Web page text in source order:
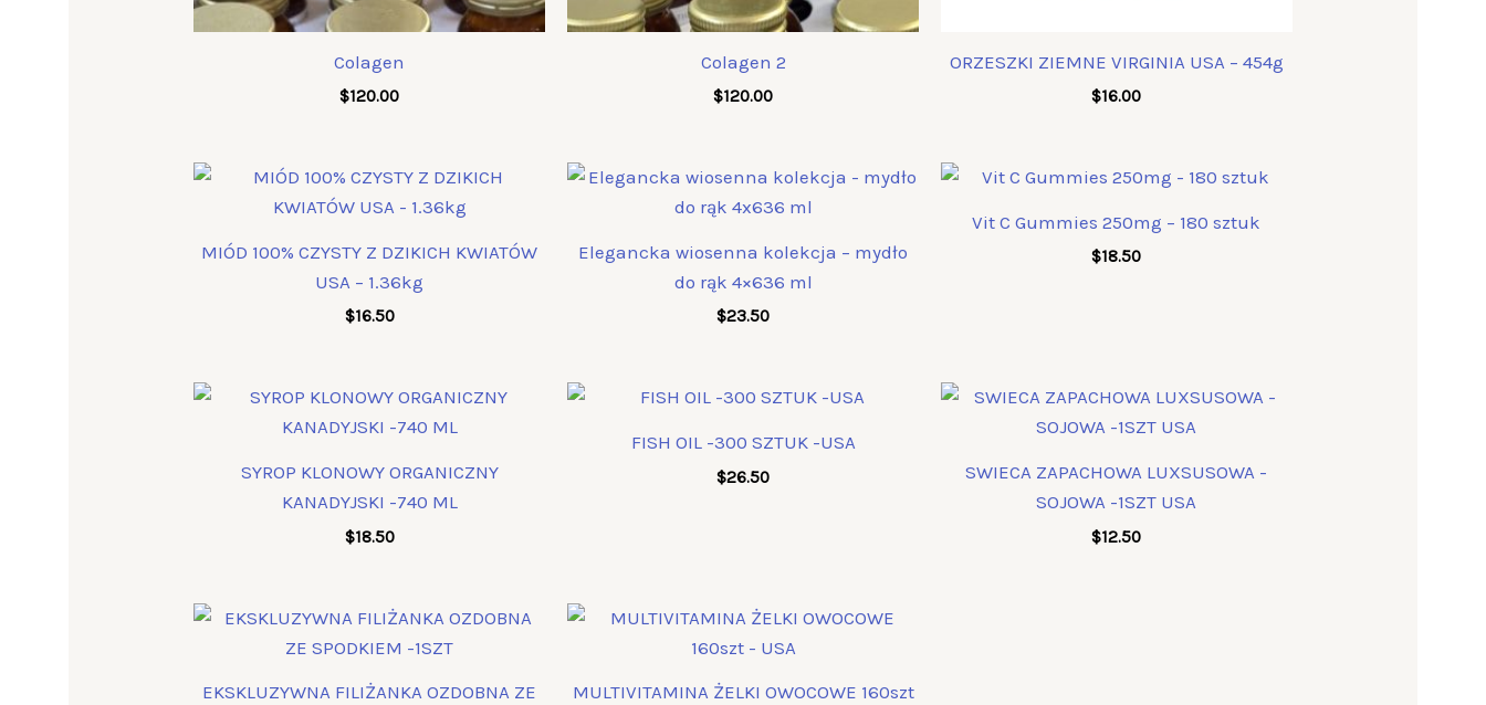
Colagen
$120.00
Colagen 2
$120.00
ORZESZKI ZIEMNE VIRGINIA USA – 454g
$16.00
MIÓD 100% CZYSTY Z DZIKICH KWIATÓW
USA – 1.36kg
$16.50
Elegancka wiosenna kolekcja – mydło
do rąk 4×636 ml
$23.50
Vit C Gummies 250mg – 180 sztuk
$18.50
SYROP KLONOWY ORGANICZNY
KANADYJSKI -740 ML
$18.50
FISH OIL -300 SZTUK -USA
$26.50
SWIECA ZAPACHOWA LUXSUSOWA -
SOJOWA -1SZT USA
$12.50
EKSKLUZYWNA FILIŻANKA OZDOBNA ZE
MULTIVITAMINA ŻELKI OWOCOWE 160szt